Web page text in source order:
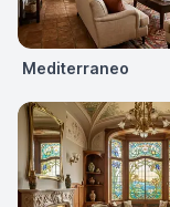
Mediterraneo